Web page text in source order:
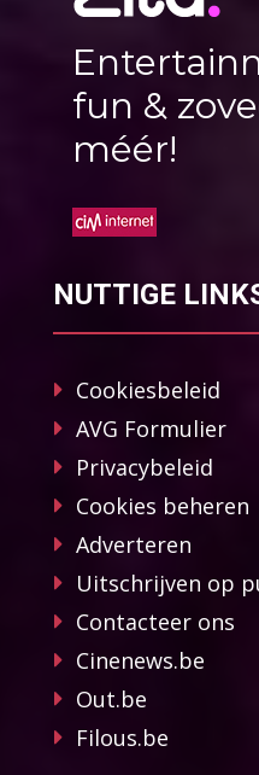
fun &
méér!
NUTTIGE
Cookiesbeleid
AVG Formulier
Privacybeleid
Cookies beheren
Adverteren
Uitschrijven op
Contacteer ons
Cinenews.be
Out.be
Filous.be